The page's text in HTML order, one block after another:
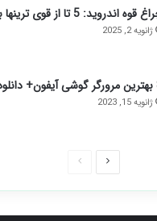
قوه اندروید: 5 تا از قوی ترینها برای گوشی
ژانویه 2, 2025
ژانویه 15, 2023
صفحه
صفحه